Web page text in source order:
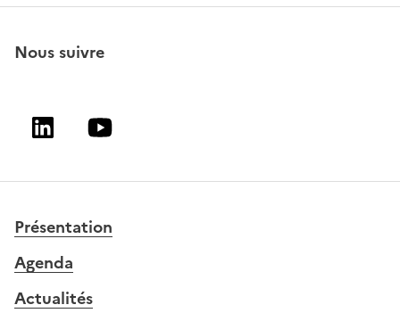
Nous suivre
LinkedinYoutube
Présentation
Agenda
Actualités